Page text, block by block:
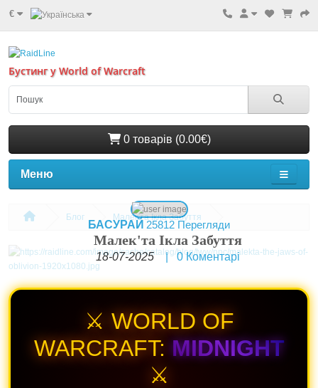
€
Бустинг у World of Warcraft
0 товарів (0.00€)
Меню
Блог Малек'та Ікла Забуття
БАСУРАЙ 25812 Перегляди
Малек'та Ікла Забуття
18-07-2025 |0Коментарі
⚔️ WORLD OF
WARCRAFT: MIDNIGHT
⚔️